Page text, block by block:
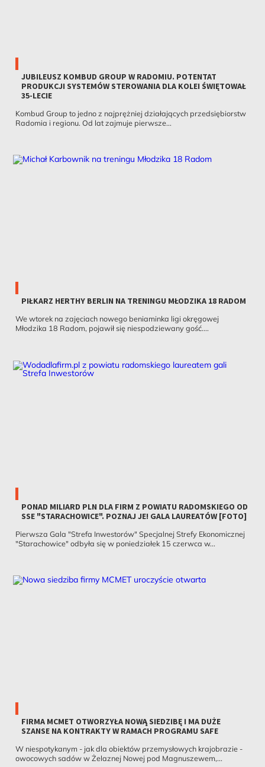
JUBILEUSZ KOMBUD GROUP W RADOMIU. POTENTAT
PRODUKCJI SYSTEMÓW STEROWANIA DLA KOLEI ŚWIĘTOWAŁ
35-LECIE
Kombud Group to jedno z najprężniej działających przedsiębiorstw
Radomia i regionu. Od lat zajmuje pierwsze...
PIŁKARZ HERTHY BERLIN NA TRENINGU MŁODZIKA 18 RADOM
We wtorek na zajęciach nowego beniaminka ligi okręgowej
Młodzika 18 Radom, pojawił się niespodziewany gość....
PONAD MILIARD PLN DLA FIRM Z POWIATU RADOMSKIEGO OD
SSE "STARACHOWICE". POZNAJ JE! GALA LAUREATÓW [FOTO]
Pierwsza Gala "Strefa Inwestorów" Specjalnej Strefy Ekonomicznej
"Starachowice" odbyła się w poniedziałek 15 czerwca w...
FIRMA MCMET OTWORZYŁA NOWĄ SIEDZIBĘ I MA DUŻE
SZANSE NA KONTRAKTY W RAMACH PROGRAMU SAFE
W niespotykanym - jak dla obiektów przemysłowych krajobrazie -
owocowych sadów w Żelaznej Nowej pod Magnuszewem,...